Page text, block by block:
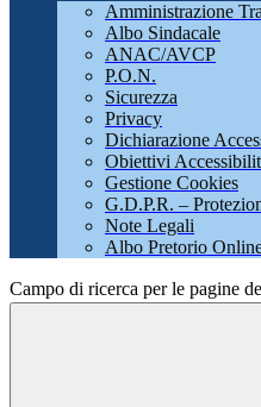
Amministrazione
Albo Sindacale
ANAC/AVCP
P.O.N.
Sicurezza
Privacy
Dichiarazione
Obiettivi
Gestione Cookies
G.D.P.R. –
Note Legali
Albo Pretorio
Campo di ricerca per le pagine